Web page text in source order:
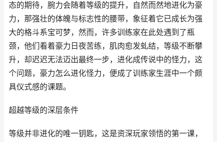
态的期待，腕力会随着等级的提升，自然而然地进化为豪
力，那强壮的体魄与标志性的腰带，象征着它已成长为强
大的格斗系宝可梦，然而，许多训练家在此处遇到了瓶
颈，他们看着豪力日夜苦练，肌肉愈发虬结，等级不断攀
升，却迟迟无法迈出最终一步，进化成传说中的怪力，这
个问题，豪力怎么进化怪力，便成了训练家生涯中一个颇
具仪式感的课题。
超越等级的深层条件
等级并非进化的唯一钥匙，这是资深玩家领悟的第一课，